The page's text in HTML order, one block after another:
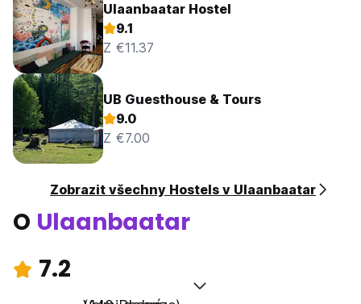
Ulaanbaatar Hostel
9.1
Z €11.37
UB Guesthouse & Tours
9.0
Z €7.00
Zobrazit všechny Hostels v Ulaanbaatar
O Ulaanbaatar
7.2